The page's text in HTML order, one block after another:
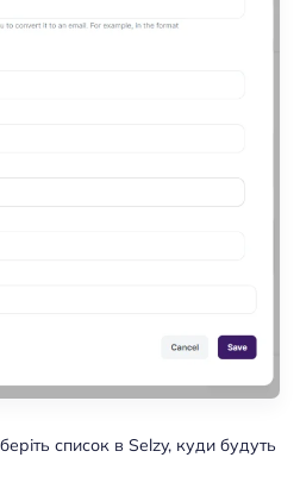
список в Selzy, куди будуть